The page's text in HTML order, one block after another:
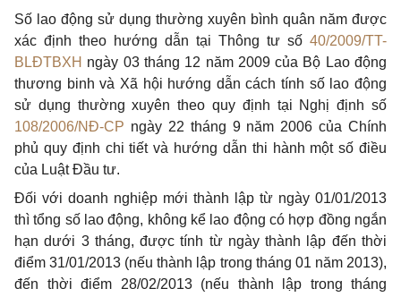
Số lao động sử dụng thường xuyên bình quân năm được
xác định theo hướng dẫn tại Thông tư số 40/2009/TT-
BLĐTBXH ngày 03 tháng 12 năm 2009 của Bộ Lao động
thương binh và Xã hội hướng dẫn cách tính số lao động
sử dụng thường xuyên theo quy định tại Nghị định số
108/2006/NĐ-CP ngày 22 tháng 9 năm 2006 của Chính
phủ quy định chi tiết và hướng dẫn thi hành một số điều
của Luật Đầu tư.
Đối với doanh nghiệp mới thành lập từ ngày 01/01/2013
thì tổng số lao động, không kể lao động có hợp đồng ngắn
hạn dưới 3 tháng, được tính từ ngày thành lập đến thời
điểm 31/01/2013 (nếu thành lập trong tháng 01 năm 2013),
đến thời điểm 28/02/2013 (nếu thành lập trong tháng